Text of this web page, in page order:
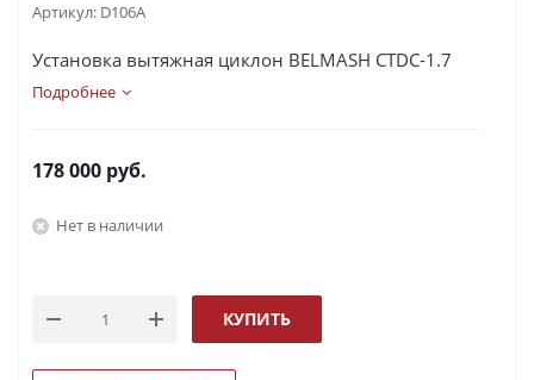
Артикул: D106A
Установка вытяжная циклон BELMASH CTDC-1.7
Подробнее
178 000 руб.
Нет в наличии
КУПИТЬ